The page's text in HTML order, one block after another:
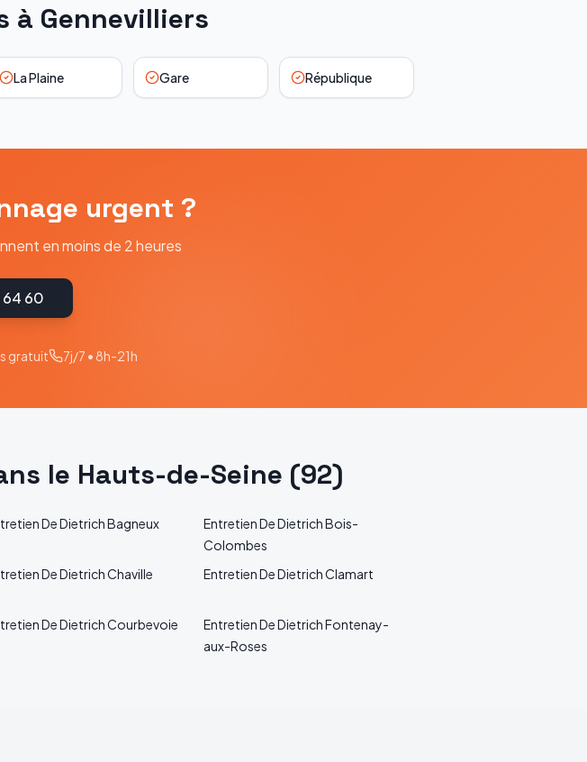
à Gennevilliers
La Plaine Gare République
urgent ?
en moins de 2 heures
64 60
gratuit 7j/7 • 8h-21h
le Hauts-de-Seine (92)
De DietrichBagneux EntretienDe DietrichBois-
Colombes
De DietrichChaville EntretienDe DietrichClamart
De DietrichCourbevoie EntretienDe DietrichFontenay-
aux-Roses